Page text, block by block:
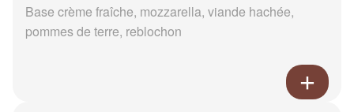
Base crème fraîche, mozzarella, viande hachée,
pommes de terre, reblochon